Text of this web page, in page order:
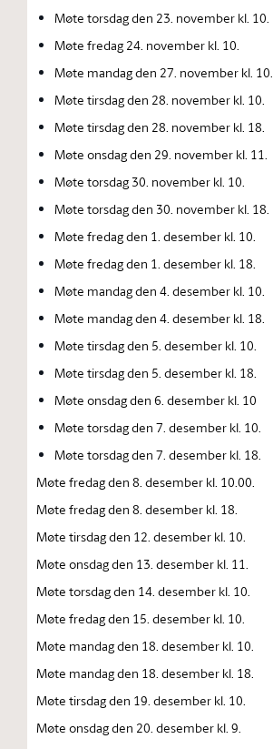
Møte torsdag den 23. november kl. 10.
Møte fredag 24. november kl. 10.
Møte mandag den 27. november kl. 10.
Møte tirsdag den 28. november kl. 10.
Møte tirsdag den 28. november kl. 18.
Møte onsdag den 29. november kl. 11.
Møte torsdag 30. november kl. 10.
Møte torsdag den 30. november kl. 18.
Møte fredag den 1. desember kl. 10.
Møte fredag den 1. desember kl. 18.
Møte mandag den 4. desember kl. 10.
Møte mandag den 4. desember kl. 18.
Møte tirsdag den 5. desember kl. 10.
Møte tirsdag den 5. desember kl. 18.
Møte onsdag den 6. desember kl. 10
Møte torsdag den 7. desember kl. 10.
Møte torsdag den 7. desember kl. 18.
Møte fredag den 8. desember kl. 10.00.
Møte fredag den 8. desember kl. 18.
Møte tirsdag den 12. desember kl. 10.
Møte onsdag den 13. desember kl. 11.
Møte torsdag den 14. desember kl. 10.
Møte fredag den 15. desember kl. 10.
Møte mandag den 18. desember kl. 10.
Møte mandag den 18. desember kl. 18.
Møte tirsdag den 19. desember kl. 10.
Møte onsdag den 20. desember kl. 9.